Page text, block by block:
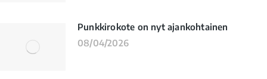
Punkkirokote on nyt ajankohtainen
08/04/2026